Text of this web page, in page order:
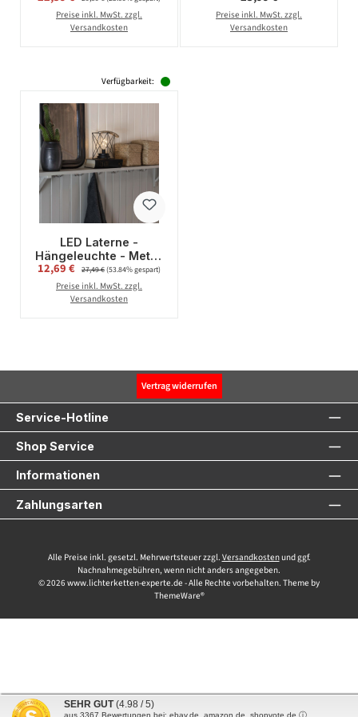
Höhen - H: 40cm -
wiederaufladbar per
Preise inkl. MwSt. zzgl.
Versandkosten
USB - 3 Lichtfarben -
dimmbar - H:30,5cm -
Preise inkl. MwSt. zzgl.
Versandkosten
Verfügbarkeit:
LED Laterne -
Hängeleuchte - Metall
- 9 warmweiße LED -
Timer - Batterie - H:
20cm - eckig
Verkaufspreis:
12,69 € Regulärer Preis:
27,49 €(53.84% gespart)
Preise inkl. MwSt. zzgl.
Versandkosten
Vertrag widerrufen
Service-Hotline
Shop Service
Informationen
Zahlungsarten
Alle Preise inkl. gesetzl. Mehrwertsteuer zzgl. Versandkostenund ggf.
Nachnahmegebühren, wenn nicht anders angegeben.
© 2026 www.lichterketten-experte.de - Alle Rechte vorbehalten. Theme by
ThemeWare®
SEHR GUT (4.98 / 5)
aus 3367 Bewertungen bei: ebay.de, amazon.de, shopvote.de ⓘ